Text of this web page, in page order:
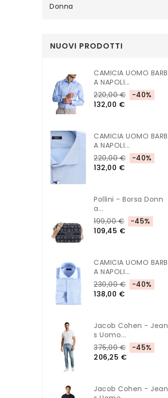
Donna
NUOVI PRODOTTI
CAMICIA UOMO BARB
A NAPOLI...
220,00 €
-40%
132,00 €
CAMICIA UOMO BARB
A NAPOLI...
220,00 €
-40%
132,00 €
Pollini - Borsa Donn
A...
199,00 €
-45%
109,45 €
CAMICIA UOMO BARB
A NAPOLI...
230,00 €
-40%
138,00 €
Jacob Cohen - Jean
S Uomo...
375,00 €
-45%
206,25 €
Jacob Cohen - Jean